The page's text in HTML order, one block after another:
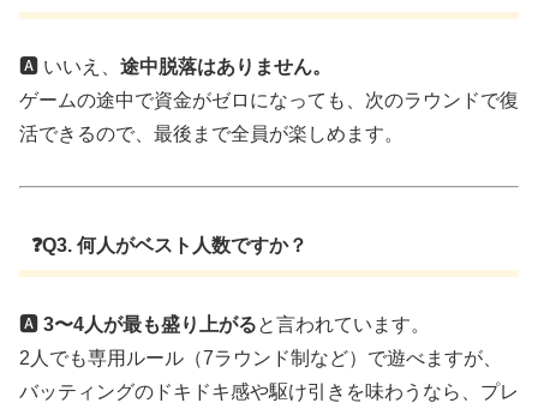
🅰️ いいえ、 途中脱落はありません。
ゲームの途中で資金がゼロになっても、次のラウンドで復
活できるので、最後まで全員が楽しめます。
❓Q3. 何人がベスト人数ですか？
🅰️ 3〜4人が最も盛り上がると言われています。
2人でも専用ルール（7ラウンド制など）で遊べますが、
バッティングのドキドキ感や駆け引きを味わうなら、プレ